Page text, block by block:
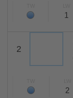
1
2
2